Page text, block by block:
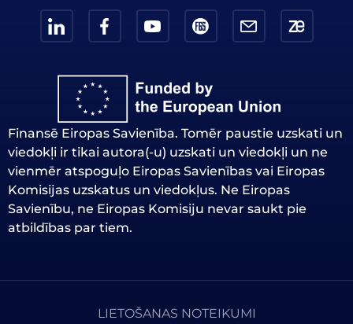
Finansē Eiropas Savienība. Tomēr paustie uzskati un
viedokļi ir tikai autora(-u) uzskati un viedokļi un ne
vienmēr atspoguļo Eiropas Savienības vai Eiropas
Komisijas uzskatus un viedokļus. Ne Eiropas
Savienību, ne Eiropas Komisiju nevar saukt pie
atbildības par tiem.
LIETOŠANAS NOTEIKUMI